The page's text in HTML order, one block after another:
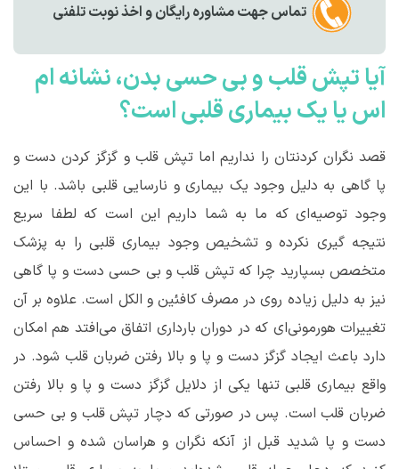
تماس جهت مشاوره رايگان و اخذ نوبت تلفنی
آیا تپش قلب و بی حسی بدن، نشانه ام
اس یا یک بیماری قلبی است؟
قصد نگران کردنتان را نداریم اما تپش قلب و گزگز کردن دست و
پا گاهی به دلیل وجود یک بیماری و نارسایی قلبی باشد. با این
وجود توصیه‌ای که ما به شما داریم این است که لطفا سریع
نتیجه گیری نکرده و تشخیص وجود بیماری قلبی را به پزشک
متخصص بسپارید چرا که تپش قلب و بی ‌حسی دست و پا گاهی
نیز به دلیل زیاده روی در مصرف کافئین و الکل است. علاوه بر آن
تغییرات هورمونی‌ای که در دوران بارداری اتفاق می‌افتد هم امکان
دارد باعث ایجاد گزگز دست و پا و بالا رفتن ضربان قلب شود. در
واقع بیماری قلبی تنها یکی از دلایل گزگز دست و پا و بالا رفتن
ضربان قلب است. پس در صورتی که دچار تپش قلب و بی حسی
دست و پا شدید قبل از آنکه نگران و هراسان شده و احساس